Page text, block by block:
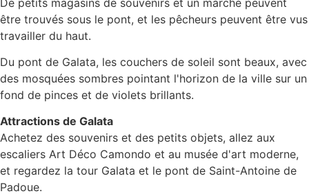
être trouvés sous le pont, et les pêcheurs peuvent être vus
travailler du haut.
Du pont de Galata, les couchers de soleil sont beaux, avec
des mosquées sombres pointant l'horizon de la ville sur un
fond de pinces et de violets brillants.
Attractions de Galata
Achetez des souvenirs et des petits objets, allez aux
escaliers Art Déco Camondo et au musée d'art moderne,
et regardez la tour Galata et le pont de Saint-Antoine de
Padoue.